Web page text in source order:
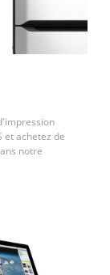
et achetez de
notre